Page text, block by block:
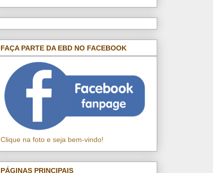
FAÇA PARTE DA EBD NO FACEBOOK
Clique na foto e seja bem-vindo!
PÁGINAS PRINCIPAIS